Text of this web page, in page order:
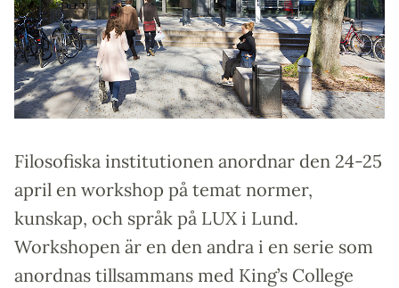
Filosofiska institutionen anordnar den 24-25
april en workshop på temat normer,
kunskap, och språk på LUX i Lund.
Workshopen är en den andra i en serie som
anordnas tillsammans med King’s College